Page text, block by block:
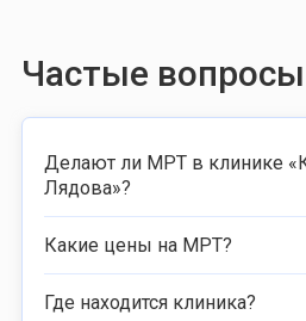
Частые вопросы
Делают ли МРТ в клинике
Лядова»?
Какие цены на МРТ?
Где находится клиника?